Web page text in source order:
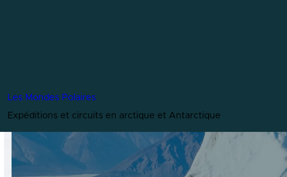
Les Mondes Polaires
Expéditions et circuits en arctique et Antarctique